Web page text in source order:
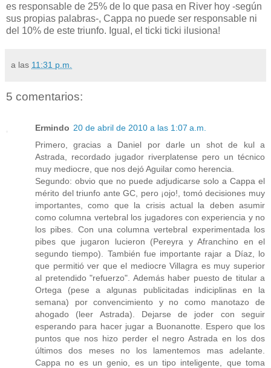
es responsable de 25% de lo que pasa en River hoy -según
sus propias palabras-, Cappa no puede ser responsable ni
del 10% de este triunfo. Igual, el ticki ticki ilusiona!
a las 11:31 p.m.
5 comentarios:
Ermindo 20 de abril de 2010 a las 1:07 a.m.
Primero, gracias a Daniel por darle un shot de kul a
Astrada, recordado jugador riverplatense pero un técnico
muy mediocre, que nos dejó Aguilar como herencia.
Segundo: obvio que no puede adjudicarse solo a Cappa el
mérito del triunfo ante GC, pero ¡ojo!, tomó decisiones muy
importantes, como que la crisis actual la deben asumir
como columna vertebral los jugadores con experiencia y no
los pibes. Con una columna vertebral experimentada los
pibes que jugaron lucieron (Pereyra y Afranchino en el
segundo tiempo). También fue importante rajar a Díaz, lo
que permitió ver que el mediocre Villagra es muy superior
al pretendido "refuerzo". Además haber puesto de titular a
Ortega (pese a algunas publicitadas indiciplinas en la
semana) por convencimiento y no como manotazo de
ahogado (leer Astrada). Dejarse de joder con seguir
esperando para hacer jugar a Buonanotte. Espero que los
puntos que nos hizo perder el negro Astrada en los dos
últimos dos meses no los lamentemos mas adelante.
Cappa no es un genio, es un tipo inteligente, que toma